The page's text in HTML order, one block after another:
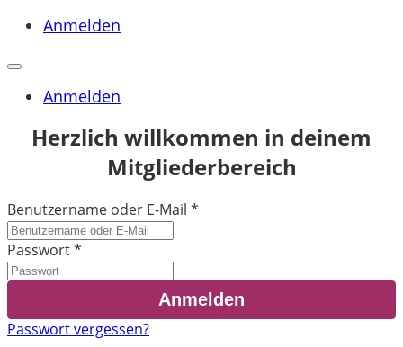
Anmelden
Anmelden
Herzlich willkommen in deinem
Mitgliederbereich
Benutzername oder E-Mail *
Passwort*
Passwort vergessen?